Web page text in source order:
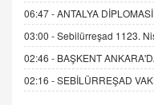
06:47 -ANTALYA
03:00 -Sebilürreşad 1123.
02:46 - BAŞKENT
02:16 -SEBİLÜRREŞAD